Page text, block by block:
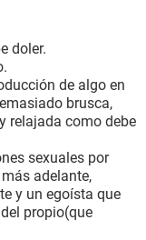
doler.
de algo en
brusca,
relajada como debe
sexuales por
adelante,
y un egoísta que
propio(que